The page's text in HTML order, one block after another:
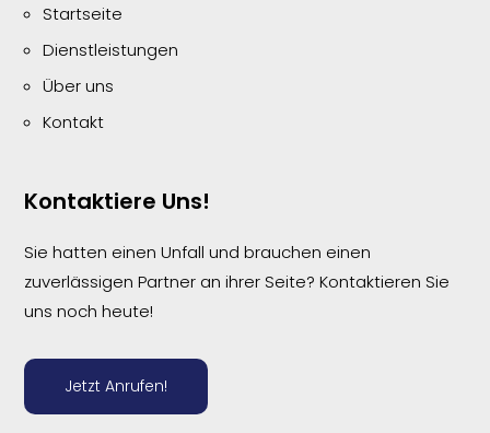
Startseite
Dienstleistungen
Über uns
Kontakt
Kontaktiere Uns!
Sie hatten einen Unfall und brauchen einen
zuverlässigen Partner an ihrer Seite? Kontaktieren Sie
uns noch heute!
Jetzt Anrufen!